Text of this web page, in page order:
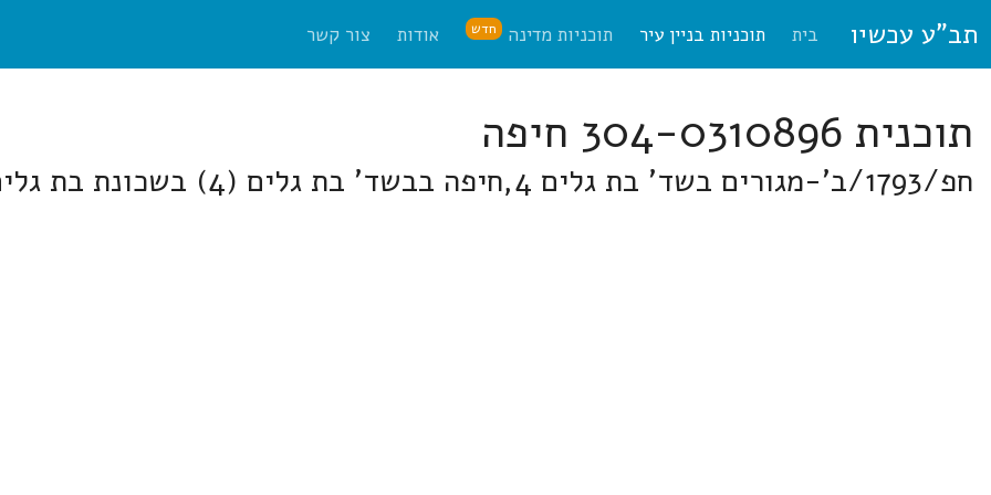
תב"ע עכשיו בית תוכניות בניין עיר תוכניות מדינה חדש אודות צור קשר
תוכנית 304-0310896 חיפה
חפ/1793/ב'-מגורים בשד' בת גלים 4,חיפה בבשד' בת גלים (4) בשכונת בת גלים